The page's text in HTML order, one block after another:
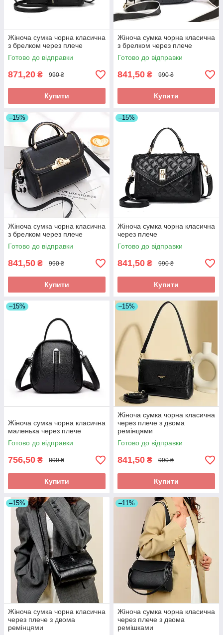
Жіноча сумка чорна класична
з брелком через плече
Готово до відправки
871,20 ₴ 990 ₴
Купити
Жіноча сумка чорна класична
з брелком через плече
Готово до відправки
841,50 ₴ 990 ₴
Купити
–15%
Жіноча сумка чорна класична
з брелком через плече
Готово до відправки
841,50 ₴ 990 ₴
Купити
–15%
Жіноча сумка чорна класична
через плече
Готово до відправки
841,50 ₴ 990 ₴
Купити
–15%
Жіноча сумка чорна класична
маленька через плече
Готово до відправки
756,50 ₴ 890 ₴
Купити
–15%
Жіноча сумка чорна класична
через плече з двома
ремінцями
Готово до відправки
841,50 ₴ 990 ₴
Купити
–15%
Жіноча сумка чорна класична
через плече з двома
ремінцями
–11%
Жіноча сумка чорна класична
через плече з двома
ремішками